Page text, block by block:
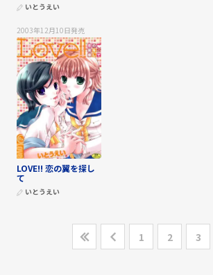
いとうえい
2003年12月10日発売
LOVE!! 恋の翼を探し
て
いとうえい
1 2 3